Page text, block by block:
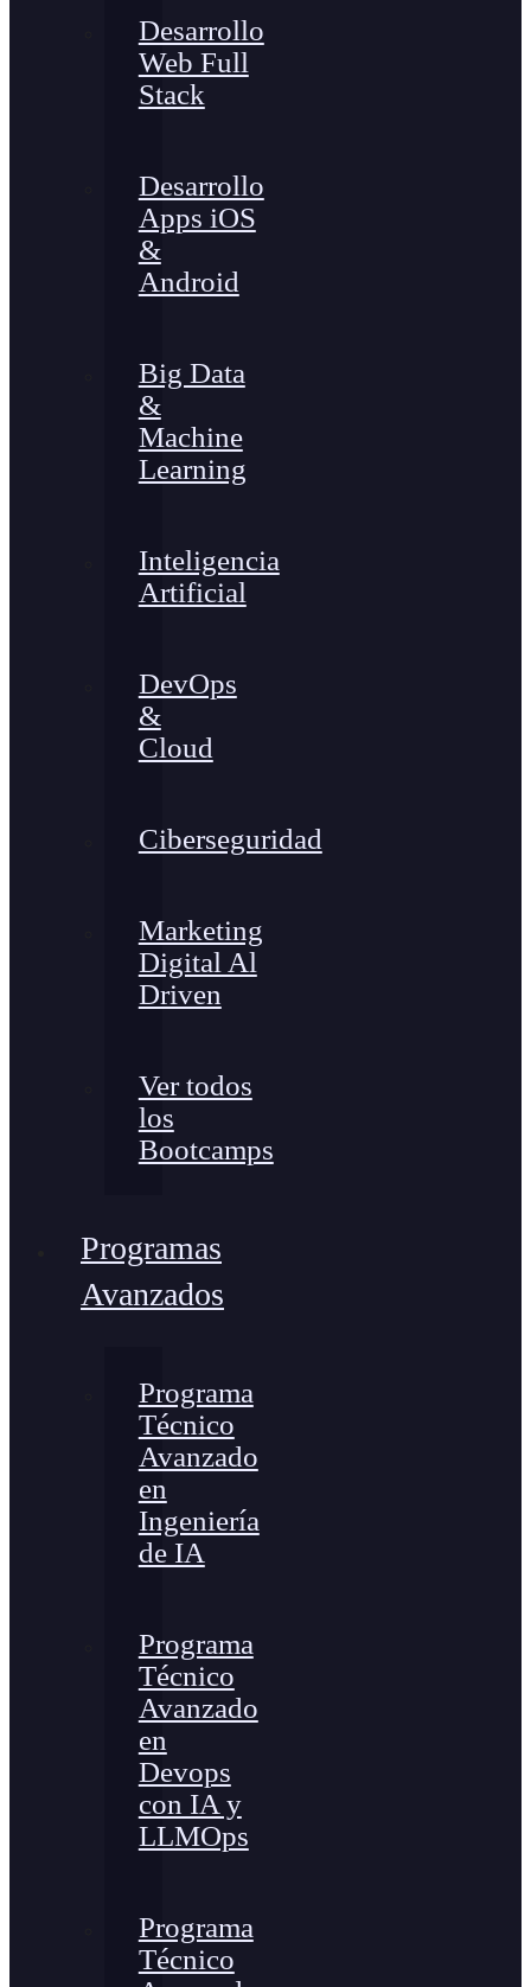
Desarrollo
Web Full
Stack
Desarrollo
Apps iOS
&
Android
Big Data
&
Machine
Learning
Inteligencia
Artificial
DevOps
&
Cloud
Ciberseguridad
Marketing
Digital Al
Driven
Ver todos
los
Bootcamps
Programas
Avanzados
Programa
Técnico
Avanzado
en
Ingeniería
de IA
Programa
Técnico
Avanzado
en
Devops
con IA y
LLMOps
Programa
Técnico